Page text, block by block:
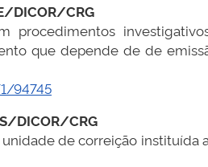
DICOR/CRG
procedimentos
que depende de de
94745
DICOR/CRG
de correição instituída